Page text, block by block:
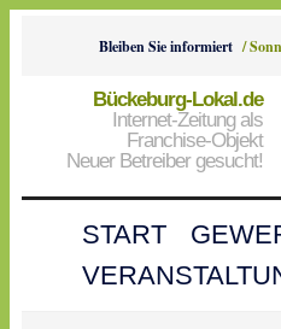
Bleiben Sie informiert /
Bückeburg-Lokal.de
Internet-Zeitung als
Franchise-Objekt
Neuer Betreiber gesucht!
START